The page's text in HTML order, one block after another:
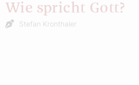
Wie spricht Gott?
Stefan Kronthaler